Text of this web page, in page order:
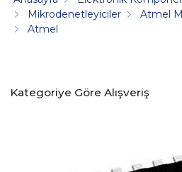
Mikrodenetleyiciler
Atmel
Atmel
Kategoriye Göre Alışveriş